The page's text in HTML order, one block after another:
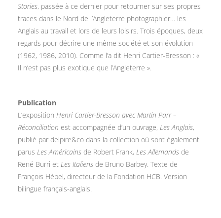
Stories, passée à ce dernier pour retourner sur ses propres
traces dans le Nord de l’Angleterre photographier… les
Anglais au travail et lors de leurs loisirs. Trois époques, deux
regards pour décrire une même société et son évolution
(1962, 1986, 2010). Comme l’a dit Henri Cartier-Bresson : «
Il n’est pas plus exotique que l’Angleterre ».
Publication
L’exposition Henri Cartier-Bresson avec Martin Parr –
Réconciliation est accompagnée d’un ouvrage, Les Anglais,
publié par delpire&co dans la collection où sont également
parus Les Américains de Robert Frank, Les Allemands de
René Burri et Les Italiens de Bruno Barbey. Texte de
François Hébel, directeur de la Fondation HCB. Version
bilingue français-anglais.